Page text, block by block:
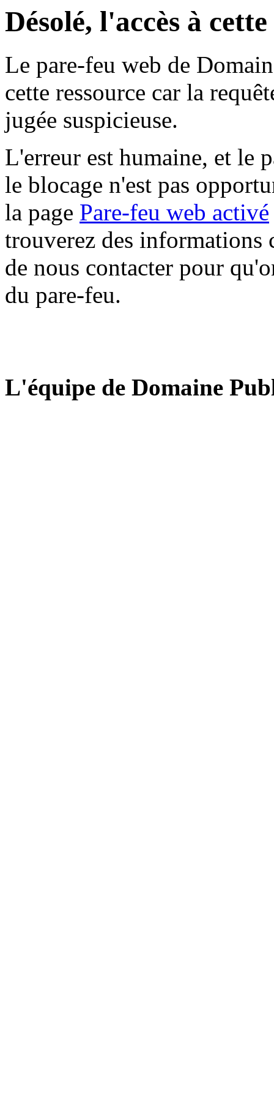
Désolé, l'accès à
Le pare-feu web de
cette ressource car la
jugée suspicieuse.
L'erreur est humaine, et le
le blocage n'est pas
la page Pare-feu web activé
trouverez des informations
de nous contacter pour
du pare-feu.
L'équipe de Domaine